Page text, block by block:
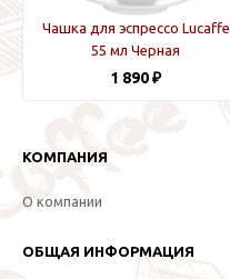
Чашка для эспрессо Lucaffe
55 мл Черная
1 890 ₽
КОМПАНИЯ
О компании
ОБЩАЯ ИНФОРМАЦИЯ